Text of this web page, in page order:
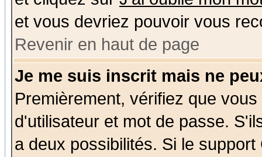
et vous devriez pouvoir vous
Revenir en haut de page
Je me suis inscrit mais ne
Premièrement, vérifiez que
d'utilisateur et mot de passe.
a deux possibilités. Si le